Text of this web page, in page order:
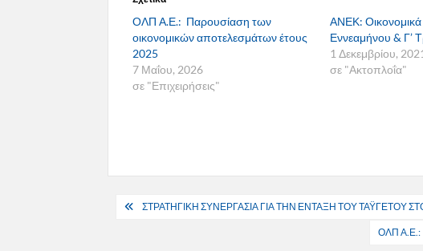
ΟΛΠ Α.Ε.: Παρουσίαση των
οικονομικών αποτελεσμάτων έτους
2025
7 Μαΐου, 2026
σε "Επιχειρήσεις"
ΑΝΕΚ:
Εννεαμήνου & Γ’
1 Δεκεμβρίου,
σε "Ακτοπλοΐα"
Πλοήγηση
ΣΤΡΑΤΗΓΙΚΗ ΣΥΝΕΡΓΑΣΙΑ ΓΙΑ ΤΗΝ ΕΝΤΑΞΗ ΤΟΥ ΤΑΫΓΕΤΟΥ ΣΤΟ
ΟΛΠ